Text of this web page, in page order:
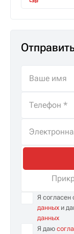
Я согласен
данных и
данных
Я даю